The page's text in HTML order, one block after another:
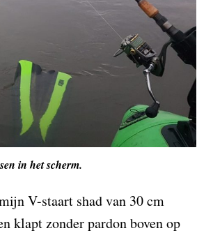
in het scherm.
V-staart shad van 30 cm
klapt zonder pardon boven op